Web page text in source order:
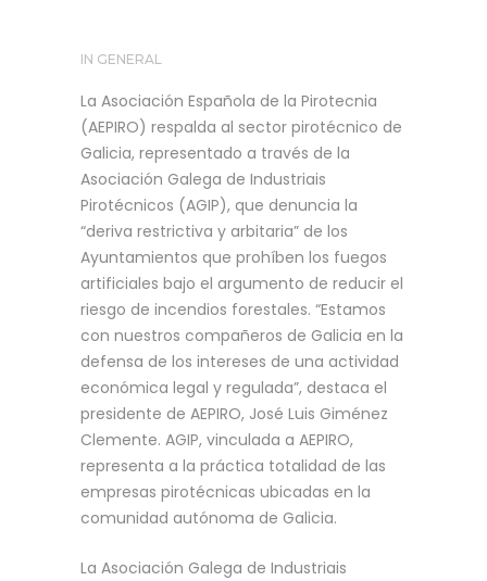
IN GENERAL
La Asociación Española de la Pirotecnia
(AEPIRO) respalda al sector pirotécnico de
Galicia, representado a través de la
Asociación Galega de Industriais
Pirotécnicos (AGIP), que denuncia la
“deriva restrictiva y arbitaria” de los
Ayuntamientos que prohíben los fuegos
artificiales bajo el argumento de reducir el
riesgo de incendios forestales. “Estamos
con nuestros compañeros de Galicia en la
defensa de los intereses de una actividad
económica legal y regulada”, destaca el
presidente de AEPIRO, José Luis Giménez
Clemente. AGIP, vinculada a AEPIRO,
representa a la práctica totalidad de las
empresas pirotécnicas ubicadas en la
comunidad autónoma de Galicia.
La Asociación Galega de Industriais